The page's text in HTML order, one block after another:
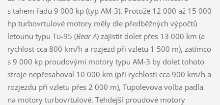
s tahem řadu 9 000 kp (typ AM-3). Protože 12 000 až 15 000
hp turbovrtulové motory měly dle předběžných výpočtů
letounu typu Tu-95 (Bear A) zajistit dolet přes 13 000 km (a
rychlost cca 800 km/h a rozjezd při vzletu 1 500 m), zatímco
s 9 000 kp proudovými motory typu AM-3 by dolet tohoto
stroje nepřesahoval 10 000 km (při rychlosti cca 900 km/h a
rozjezdu při vzletu přes 2 000 m), Tupolevova volba padla
na motory turbovrtulové. Tehdejší proudové motory